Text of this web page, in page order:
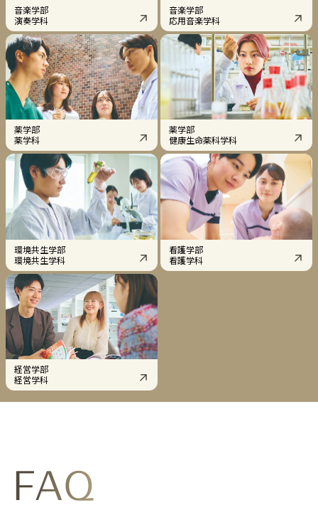
音楽学部
演奏学科
音楽学部
応用音楽学科
薬学部
薬学科
薬学部
健康生命薬科学科
環境共生学部
環境共生学科
看護学部
看護学科
経営学部
経営学科
FAQ